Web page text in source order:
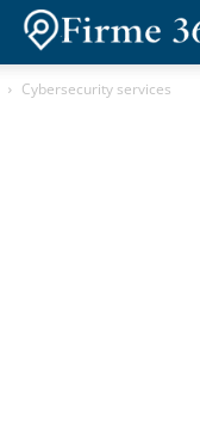
Cybersecurity services